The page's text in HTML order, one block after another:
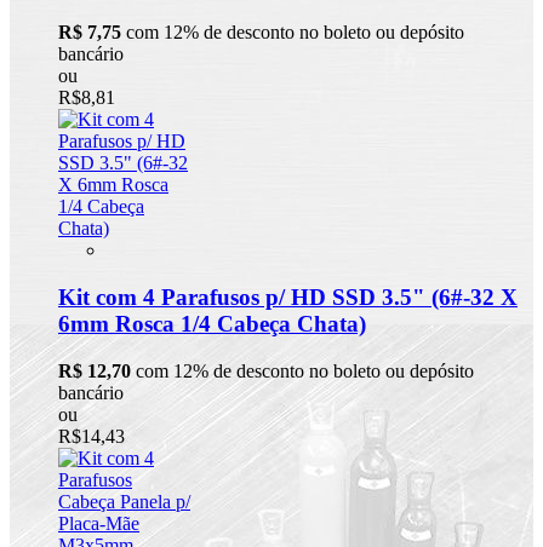
R$ 7,75 com 12% de desconto no boleto ou depósito
bancário
ou
R$8,81
Kit com 4 Parafusos p/ HD SSD 3.5" (6#-32 X
6mm Rosca 1/4 Cabeça Chata)
R$ 12,70 com 12% de desconto no boleto ou depósito
bancário
ou
R$14,43